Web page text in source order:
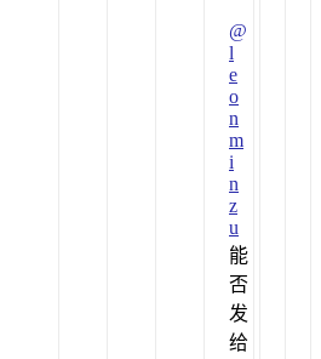
@
l
e
o
n
m
i
n
z
u
能
否
发
给